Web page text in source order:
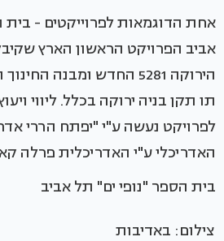
אחת הדוגמאות לפרוייקטים - בית
אביב הפרויקט הראשון הארץ
הירוקה 5281 החדש ומבנה
תו תקן בניה ירוקה בכלל. ליווי
לפרויקט נעשה ע"י "יפתח הררי
האדריכלי ע"י האדריכלית פרלה
בית הספר "נופי ים" תל אביב
צילום: באדיבות